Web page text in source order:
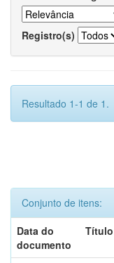
Registro(s)
Resultado 1-1 de 1.
Conjunto de itens:
Data do
documento
Título